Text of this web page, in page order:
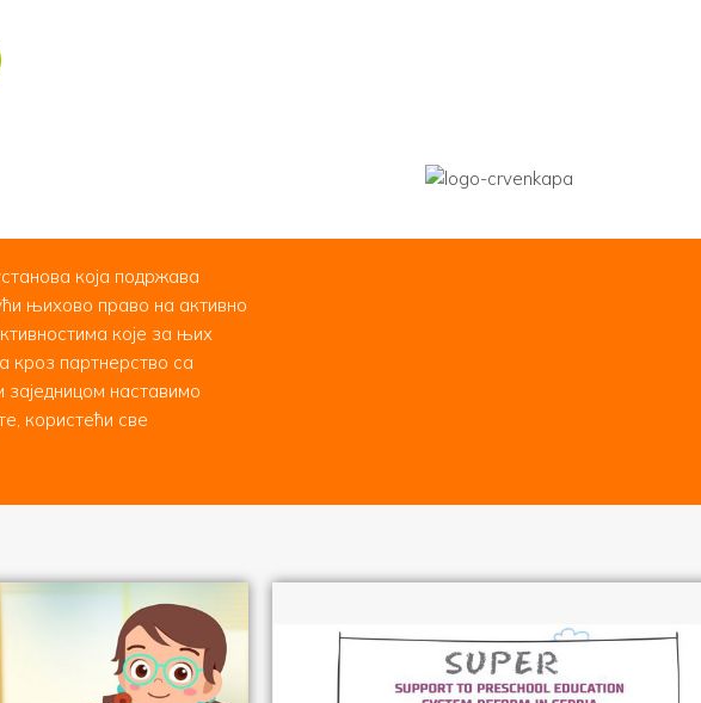
која подржава
њихово право на активно
које за њих
кроз партнерство са
наставимо
користећи све